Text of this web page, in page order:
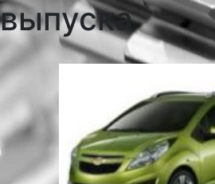
выпуска